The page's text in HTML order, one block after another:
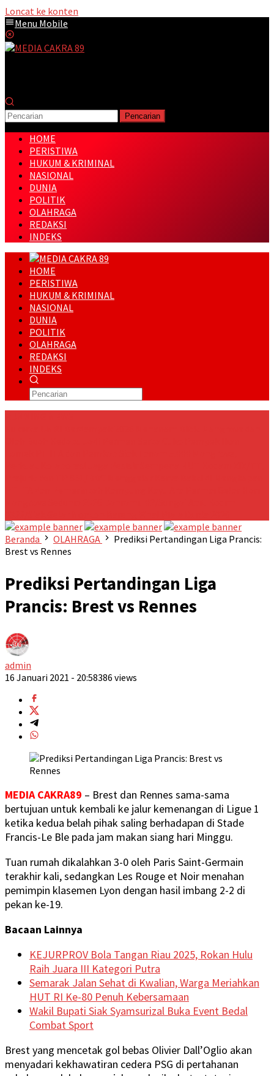
Loncat ke konten
Menu Mobile
Pencarian
HOME
PERISTIWA
HUKUM & KRIMINAL
NASIONAL
DUNIA
POLITIK
OLAHRAGA
REDAKSI
INDEKS
HOME
PERISTIWA
HUKUM & KRIMINAL
NASIONAL
DUNIA
POLITIK
OLAHRAGA
REDAKSI
INDEKS
Beranda
OLAHRAGA
Prediksi Pertandingan Liga Prancis:
Brest vs Rennes
Prediksi Pertandingan Liga
Prancis: Brest vs Rennes
admin
16 Januari 2021 - 20:58386 views
MEDIA CAKRA89 – Brest dan Rennes sama-sama
bertujuan untuk kembali ke jalur kemenangan di Ligue 1
ketika kedua belah pihak saling berhadapan di Stade
Francis-Le Ble pada jam makan siang hari Minggu.
Tuan rumah dikalahkan 3-0 oleh Paris Saint-Germain
terakhir kali, sedangkan Les Rouge et Noir menahan
pemimpin klasemen Lyon dengan hasil imbang 2-2 di
pekan ke-19.
Bacaan Lainnya
KEJURPROV Bola Tangan Riau 2025, Rokan Hulu
Raih Juara III Kategori Putra
Semarak Jalan Sehat di Kwalian, Warga Meriahkan
HUT RI Ke-80 Penuh Kebersamaan
Wakil Bupati Siak Syamsurizal Buka Event Bedal
Combat Sport
Brest yang mencetak gol bebas Olivier Dall’Oglio akan
menyadari kekhawatiran cedera PSG di pertahanan